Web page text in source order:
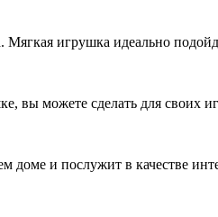
игрушка идеально
вы можете сделать для
и послужит в качестве